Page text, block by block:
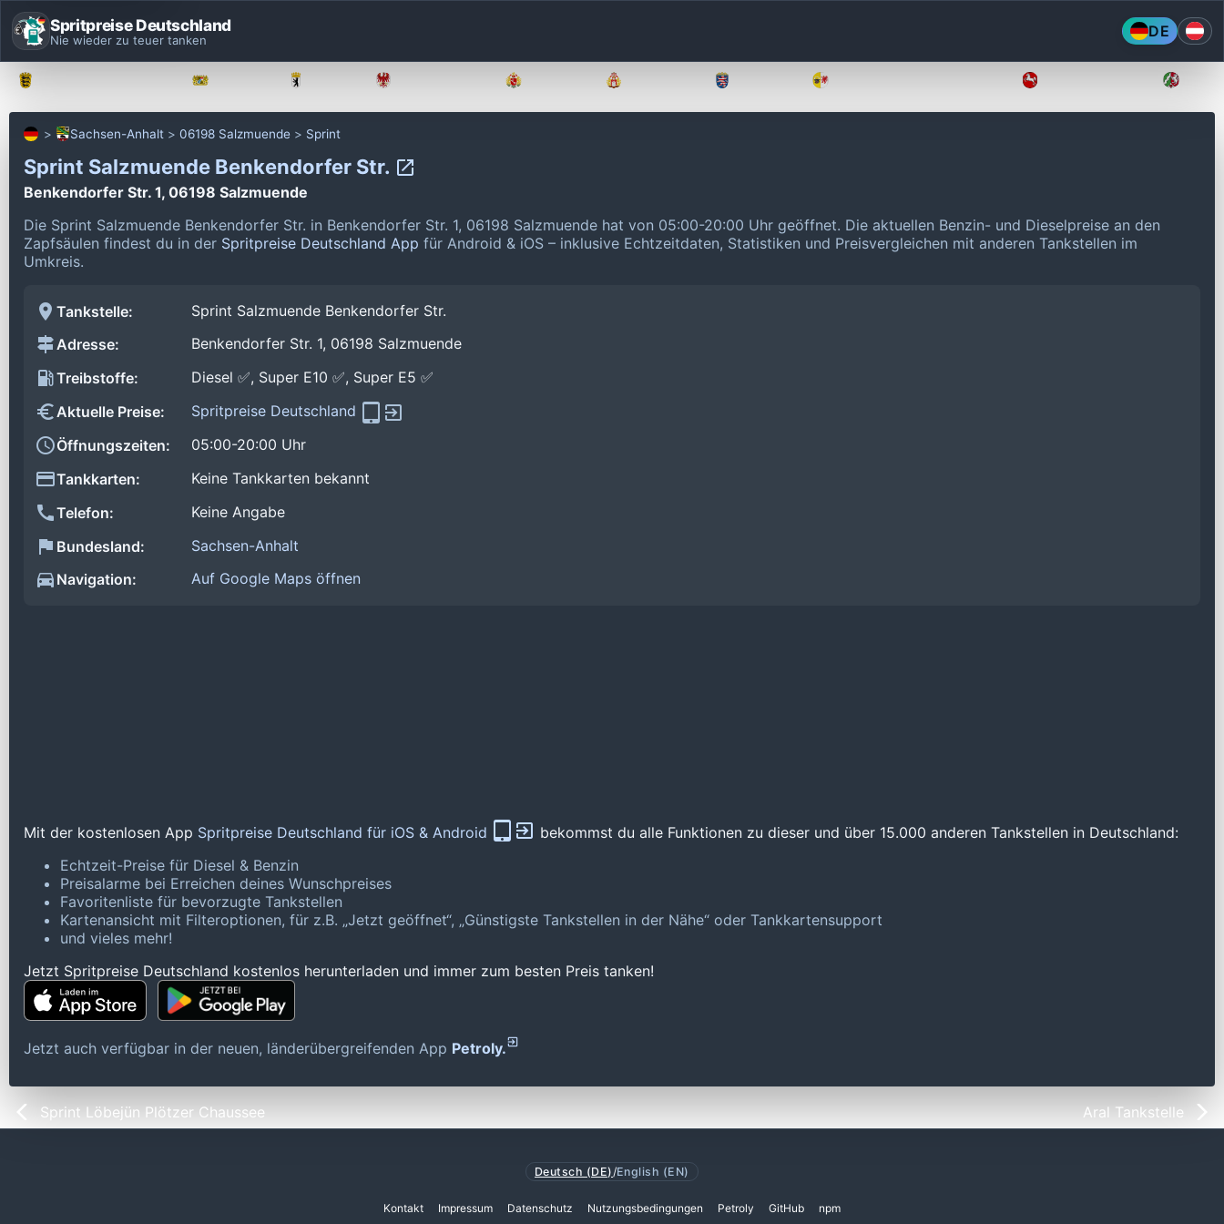
Spritpreise Deutschland
Nie wieder zu teuer tanken DE
Sachsen-Anhalt 06198 Salzmuende Sprint
Sprint Salzmuende Benkendorfer Str.
Benkendorfer Str. 1, 06198 Salzmuende
Die Sprint Salzmuende Benkendorfer Str. in Benkendorfer Str. 1, 06198 Salzmuende hat von 05:00-20:00 Uhr geöffnet. Die aktuellen Benzin- und Dieselpreise an den
Zapfsäulen findest du in der Spritpreise Deutschland App für Android & iOS – inklusive Echtzeitdaten, Statistiken und Preisvergleichen mit anderen Tankstellen im
Umkreis.
Tankstelle:
Sprint Salzmuende Benkendorfer Str.
Adresse:
Benkendorfer Str. 1, 06198 Salzmuende
Treibstoffe:
Diesel ✅, Super E10 ✅, Super E5 ✅
Aktuelle Preise:
Spritpreise Deutschland
Öffnungszeiten:
05:00-20:00 Uhr
Tankkarten:
Keine Tankkarten bekannt
Telefon:
Keine Angabe
Bundesland:
Sachsen-Anhalt
Navigation:
Auf Google Maps öffnen
Mit der kostenlosen App Spritpreise Deutschland für iOS & Android
bekommst du alle Funktionen zu dieser und über 15.000 anderen Tankstellen in Deutschland:
Echtzeit-Preise für Diesel & Benzin
Preisalarme bei Erreichen deines Wunschpreises
Favoritenliste für bevorzugte Tankstellen
Kartenansicht mit Filteroptionen, für z.B. „Jetzt geöffnet“, „Günstigste Tankstellen in der Nähe“ oder Tankkartensupport
und vieles mehr!
Jetzt Spritpreise Deutschland kostenlos herunterladen und immer zum besten Preis tanken!
Jetzt auch verfügbar in der neuen, länderübergreifenden App Petroly.
Sprint Löbejün Plötzer Chaussee Aral Tankstelle
Deutsch (DE) /English (EN)
Kontakt Impressum Datenschutz Nutzungsbedingungen Petroly GitHub npm